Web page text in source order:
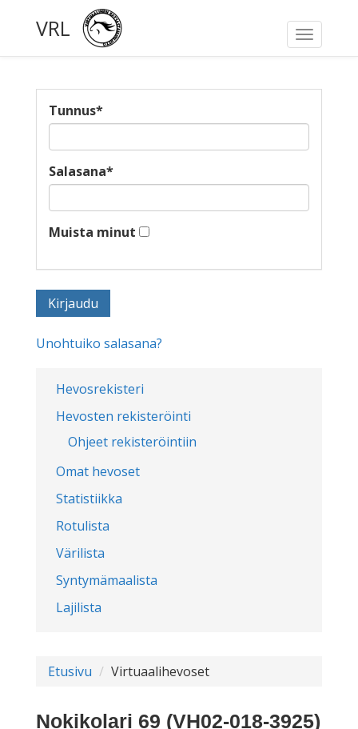
Toggle
VRL
Hevosrekisteri
Hevosten rekisteröinti
Ohjeet rekisteröintiin
Omat hevoset
Statistiikka
Rotulista
Värilista
Syntymämaalista
Lajilista
Tunnus*
Salasana*
Muista minut
Unohtuiko salasana?
Etusivu Virtuaalihevoset
Nokikolari 69 (VH02-018-3925)